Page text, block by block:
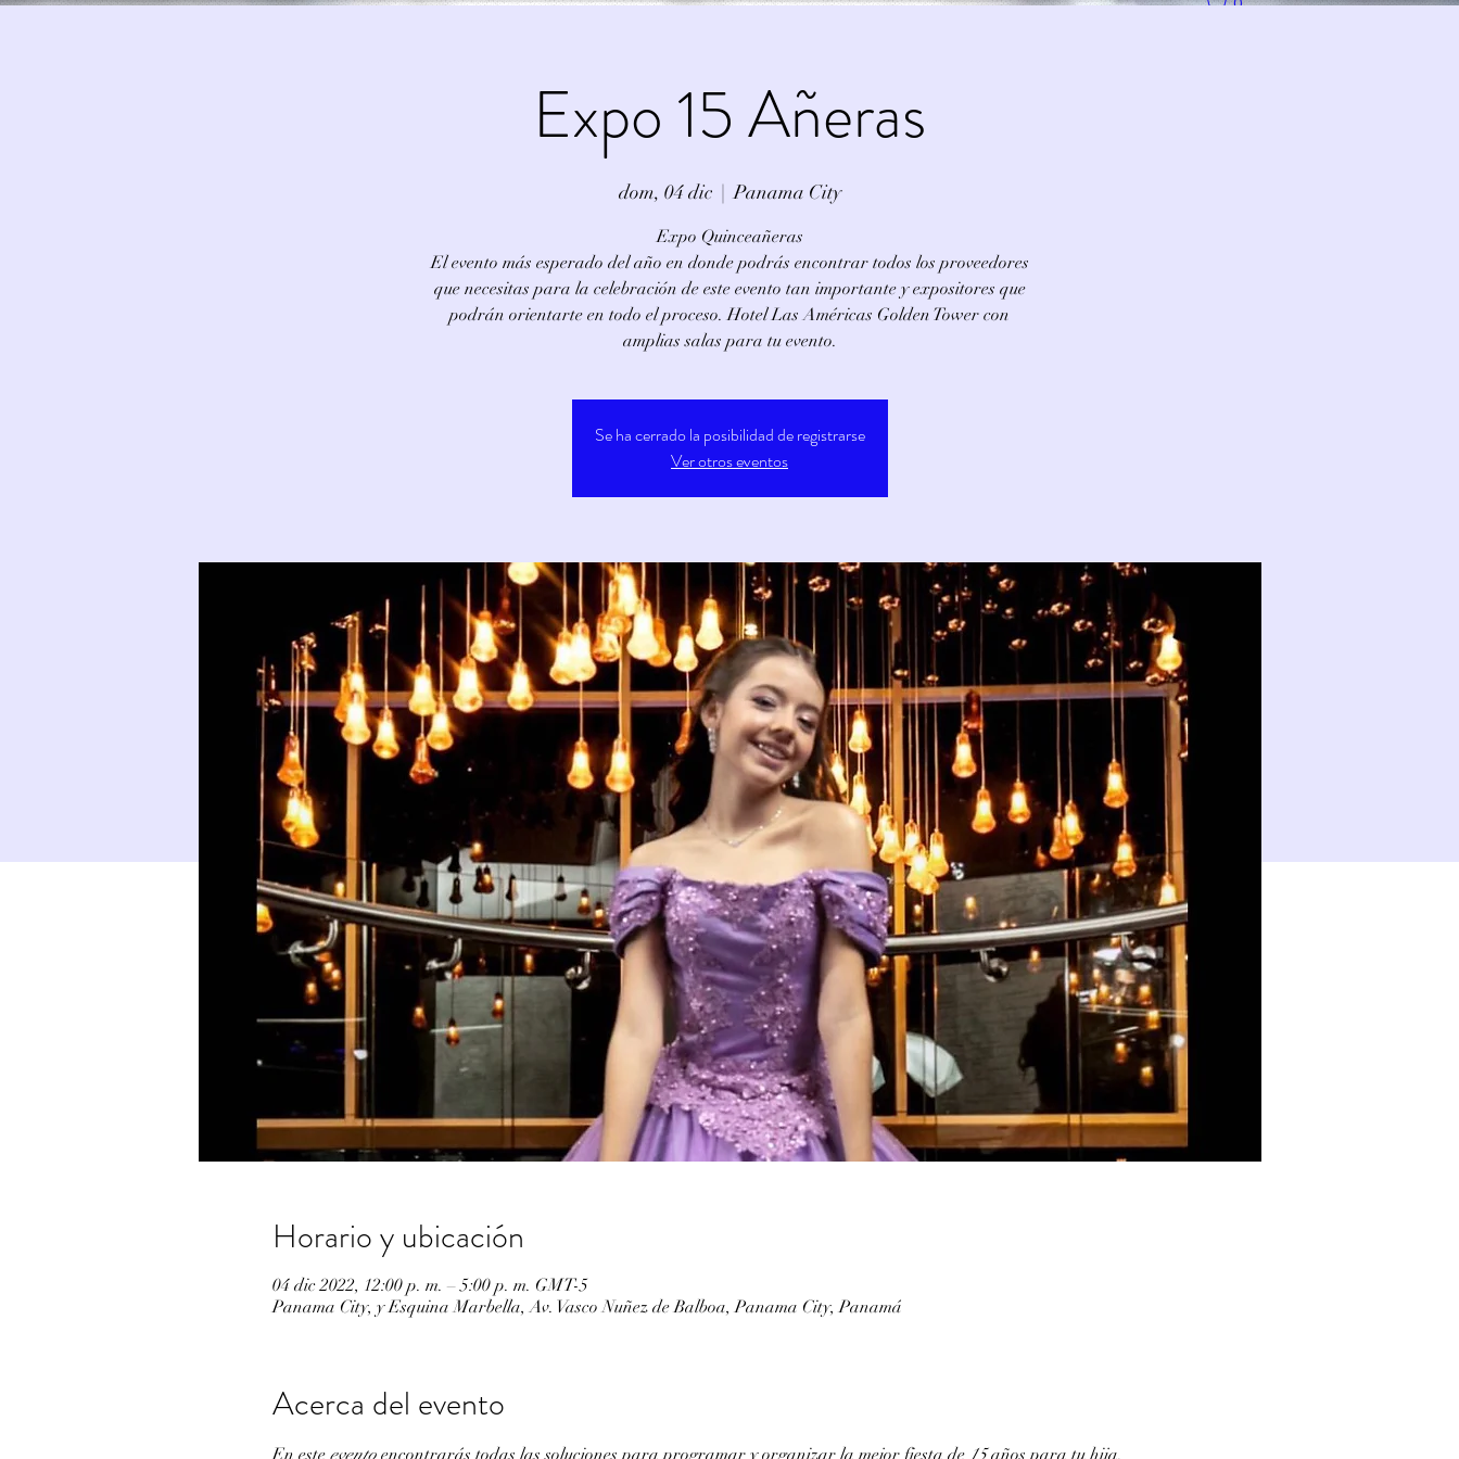
0
Expo 15 Añeras
dom, 04 dic
  |
Panama City
Expo Quinceañeras
El evento más esperado del año en donde podrás encontrar todos los proveedores
que necesitas para la celebración de este evento tan importante y expositores que
podrán orientarte en todo el proceso. Hotel Las Américas Golden Tower con
amplias salas para tu evento.
Se ha cerrado la posibilidad de registrarse
Ver otros eventos
Horario y ubicación
04 dic 2022, 12:00 p. m. – 5:00 p. m. GMT-5
Panama City, y Esquina Marbella, Av. Vasco Nuñez de Balboa, Panama City, Panamá
Acerca del evento
En este evento encontrarás todas las soluciones para programar y organizar la mejor fiesta de 15 años para tu hija.